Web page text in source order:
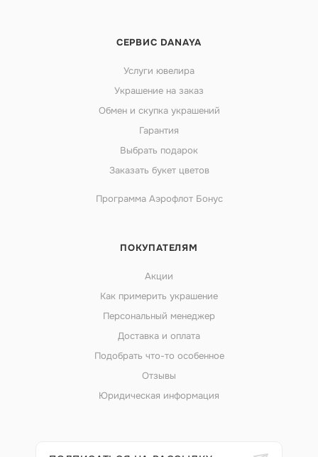
СЕРВИС DANAYA
Услуги ювелира
Украшение на заказ
Обмен и скупка украшений
Гарантия
Выбрать подарок
Заказать букет цветов
Программа Аэрофлот Бонус
ПОКУПАТЕЛЯМ
Акции
Как примерить украшение
Персональный менеджер
Доставка и оплата
Подобрать что-то особенное
Отзывы
Юридическая информация